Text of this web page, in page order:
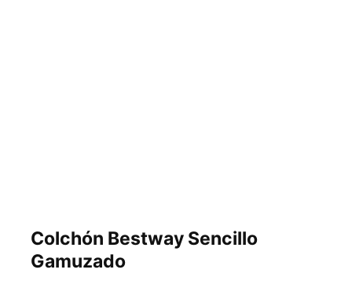
Colchón Bestway Sencillo
Gamuzado